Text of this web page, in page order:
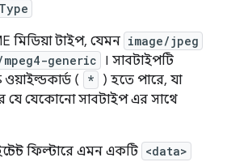
মিডিয়া টাইপ, যেমন image/jpeg
generic
। সাবটাইপটি
ওয়াইল্ডকার্ড (
*
) হতে পারে, যা
যে যেকোনো সাবটাইপ এর সাথে
ফিল্টারে এমন একটি <data>